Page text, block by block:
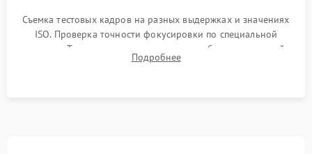
Съемка тестовых кадров на разных выдержках и значениях
ISO. Проверка точности фокусировки по специальной
мишени. Тест записи на карту памяти, работы встроенной
вспышки, микрофона и всех кнопок управления.
Подробнее